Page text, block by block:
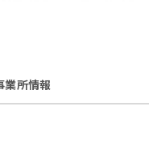
業所情報